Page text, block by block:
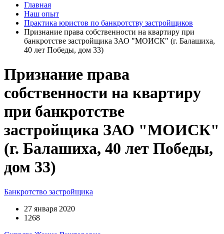
Главная
Наш опыт
Практика юристов по банкротству застройщиков
Признание права собственности на квартиру при
банкротстве застройщика ЗАО "МОИСК" (г. Балашиха,
40 лет Победы, дом 33)
Признание права
собственности на квартиру
при банкротстве
застройщика ЗАО "МОИСК"
(г. Балашиха, 40 лет Победы,
дом 33)
Банкротство застройщика
27 января 2020
1268